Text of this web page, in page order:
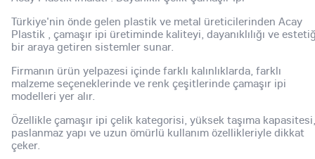
Türkiye'nin önde gelen plastik ve metal üreticilerinden Acay
Plastik , çamaşır ipi üretiminde kaliteyi, dayanıklılığı ve
bir araya getiren sistemler sunar.
Firmanın ürün yelpazesi içinde farklı kalınlıklarda, farklı
malzeme seçeneklerinde ve renk çeşitlerinde çamaşır ipi
modelleri yer alır.
Özellikle çamaşır ipi çelik kategorisi, yüksek taşıma kapasitesi,
paslanmaz yapı ve uzun ömürlü kullanım özellikleriyle dikkat
çeker.